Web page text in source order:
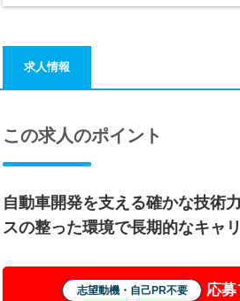
求人情報
この求人のポイント
自動車開発を支える確かな技術
スの整った環境で長期的なキャ
志望動機・自己PR不要 応